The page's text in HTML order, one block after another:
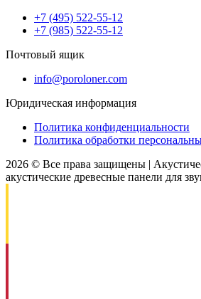
+7 (495) 522-55-12
+7 (985) 522-55-12
Почтовый ящик
info@poroloner.com
Юридическая информация
Политика конфиденциальности
Политика обработки
2026 © Все права защищены |
акустические древесные панели для